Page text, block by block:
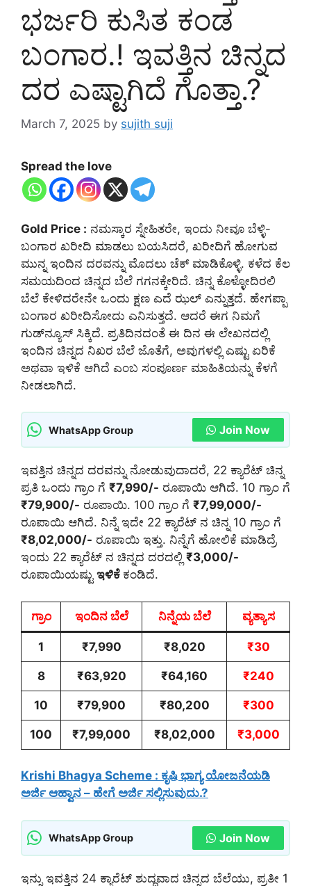
ಭರ್ಜರಿ ಕುಸಿತ ಕಂಡ
ಬಂಗಾರ.! ಇವತ್ತಿನ ಚಿನ್ನದ
ದರ ಎಷ್ಟಾಗಿದೆ ಗೊತ್ತಾ.?
March 7, 2025 by sujith suji
Spread the love
Gold Price : ನಮಸ್ಕಾರ ಸ್ನೇಹಿತರೇ, ಇಂದು ನೀವೂ ಬೆಳ್ಳಿ-
ಬಂಗಾರ ಖರೀದಿ ಮಾಡಲು ಬಯಸಿದರೆ, ಖರೀದಿಗೆ ಹೋಗುವ
ಮುನ್ನ ಇಂದಿನ ದರವನ್ನು ಮೊದಲು ಚೆಕ್‌ ಮಾಡಿಕೊಳ್ಳಿ. ಕಳೆದ ಕೆಲ
ಸಮಯದಿಂದ ಚಿನ್ನದ ಬೆಲೆ ಗಗನಕ್ಕೇರಿದೆ. ಚಿನ್ನ ಕೊಳ್ಳೋದಿರಲಿ
ಬೆಲೆ ಕೇಳಿದರೇನೇ ಒಂದು ಕ್ಷಣ ಎದೆ ಝಲ್‌ ಎನ್ನುತ್ತದೆ. ಹೇಗಪ್ಪಾ
ಬಂಗಾರ ಖರೀದಿಸೋದು ಎನಿಸುತ್ತದೆ. ಆದರೆ ಈಗ ನಿಮಗೆ
ಗುಡ್‌ನ್ಯೂಸ್ ಸಿಕ್ಕಿದೆ. ಪ್ರತಿದಿನದಂತೆ ಈ ದಿನ ಈ ಲೇಖನದಲ್ಲಿ
ಇಂದಿನ ಚಿನ್ನದ ನಿಖರ ಬೆಲೆ ಜೊತೆಗೆ, ಅವುಗಳಲ್ಲಿ ಎಷ್ಟು ಏರಿಕೆ
ಅಥವಾ ಇಳಿಕೆ ಆಗಿದೆ ಎಂಬ ಸಂಪೂರ್ಣ ಮಾಹಿತಿಯನ್ನು ಕೆಳಗೆ
ನೀಡಲಾಗಿದೆ.
WhatsApp Group Join Now
ಇವತ್ತಿನ ಚಿನ್ನದ ದರವನ್ನು ನೋಡುವುದಾದರೆ, 22 ಕ್ಯಾರೆಟ್ ಚಿನ್ನ
ಪ್ರತಿ ಒಂದು ಗ್ರಾಂ ಗೆ ₹7,990/- ರೂಪಾಯಿ ಆಗಿದೆ. 10 ಗ್ರಾಂ ಗೆ
₹79,900/- ರೂಪಾಯಿ. 100 ಗ್ರಾಂ ಗೆ ₹7,99,000/-
ರೂಪಾಯಿ ಆಗಿದೆ. ನಿನ್ನೆ ಇದೇ 22 ಕ್ಯಾರೆಟ್ ನ ಚಿನ್ನ 10 ಗ್ರಾಂ ಗೆ
₹8,02,000/- ರೂಪಾಯಿ ಇತ್ತು. ನಿನ್ನೆಗೆ ಹೋಲಿಕೆ ಮಾಡಿದ್ರೆ
ಇಂದು 22 ಕ್ಯಾರೆಟ್ ನ ಚಿನ್ನದ ದರದಲ್ಲಿ ₹3,000/-
ರೂಪಾಯಿಯಷ್ಟು ಇಳಿಕೆ ಕಂಡಿದೆ.
ಗ್ರಾಂ ಇಂದಿನ ಬೆಲೆ ನಿನ್ನೆಯ ಬೆಲೆ ವ್ಯತ್ಯಾಸ
1 ₹7,990 ₹8,020 ₹30
8 ₹63,920 ₹64,160 ₹240
10 ₹79,900 ₹80,200 ₹300
100 ₹7,99,000 ₹8,02,000 ₹3,000
Krishi Bhagya Scheme : ಕೃಷಿ ಭಾಗ್ಯ ಯೋಜನೆಯಡಿ
ಅರ್ಜಿ ಆಹ್ವಾನ – ಹೇಗೆ ಅರ್ಜಿ ಸಲ್ಲಿಸುವುದು.?
WhatsApp Group Join Now
ಇನ್ನು ಇವತ್ತಿನ 24 ಕ್ಯಾರೆಟ್ ಶುದ್ಧವಾದ ಚಿನ್ನದ ಬೆಲೆಯು, ಪ್ರತೀ 1